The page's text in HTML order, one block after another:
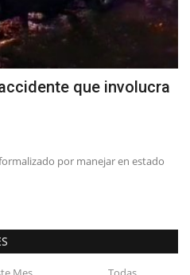
que involucra
por manejar en estado